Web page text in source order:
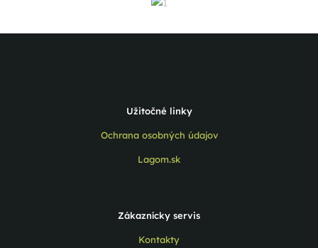
Užitočné linky
Ochrana osobných údajov
Lagom.sk
Zákaznícky servis
Kontakty